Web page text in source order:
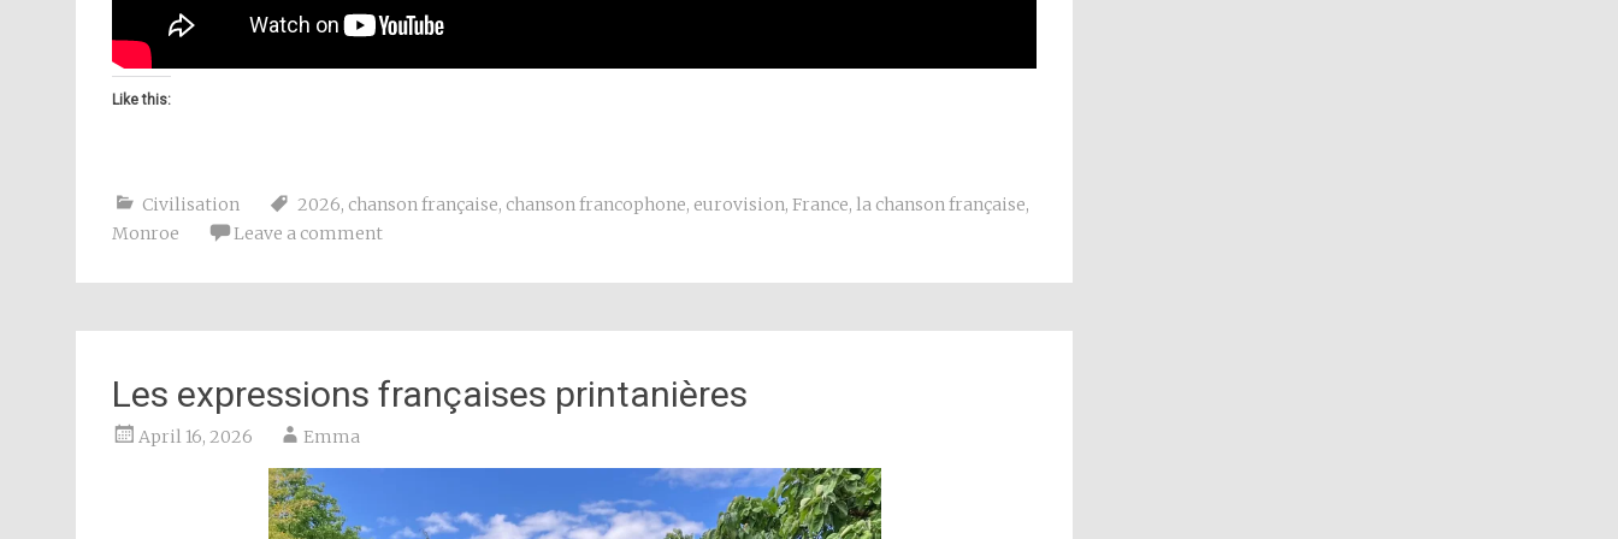
Like this:
Civilisation 2026, chanson française, chanson francophone, eurovision, France, la chanson française,
Monroe
Leave a comment
Les expressions françaises printanières
April 16, 2026 Emma